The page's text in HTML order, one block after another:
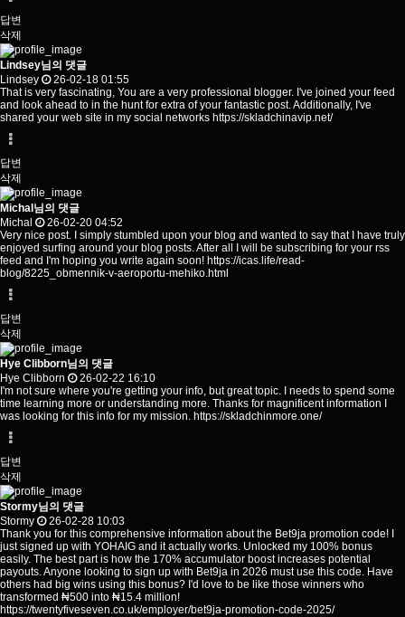
답변
삭제
Lindsey님의 댓글
Lindsey
26-02-18 01:55
That is very fascinating, You are a very professional blogger. I've joined your feed
and look ahead to in the hunt for extra of your fantastic post. Additionally, I've
shared your web site in my social networks https://skladchinavip.net/
답변
삭제
Michal님의 댓글
Michal
26-02-20 04:52
Very nice post. I simply stumbled upon your blog and wanted to say that I have truly
enjoyed surfing around your blog posts. After all I will be subscribing for your rss
feed and I'm hoping you write again soon! https://icas.life/read-
blog/8225_obmennik-v-aeroportu-mehiko.html
답변
삭제
Hye Clibborn님의 댓글
Hye Clibborn
26-02-22 16:10
I'm not sure where you're getting your info, but great topic. I needs to spend some
time learning more or understanding more. Thanks for magnificent information I
was looking for this info for my mission. https://skladchinmore.one/
답변
삭제
Stormy님의 댓글
Stormy
26-02-28 10:03
Thank you for this comprehensive information about the Bet9ja promotion code! I
just signed up with YOHAIG and it actually works. Unlocked my 100% bonus
easily. The best part is how the 170% accumulator boost increases potential
payouts. Anyone looking to sign up with Bet9ja in 2026 must use this code. Have
others had big wins using this bonus? I'd love to be like those winners who
transformed ₦500 into ₦15.4 million!
https://twentyfiveseven.co.uk/employer/bet9ja-promotion-code-2025/